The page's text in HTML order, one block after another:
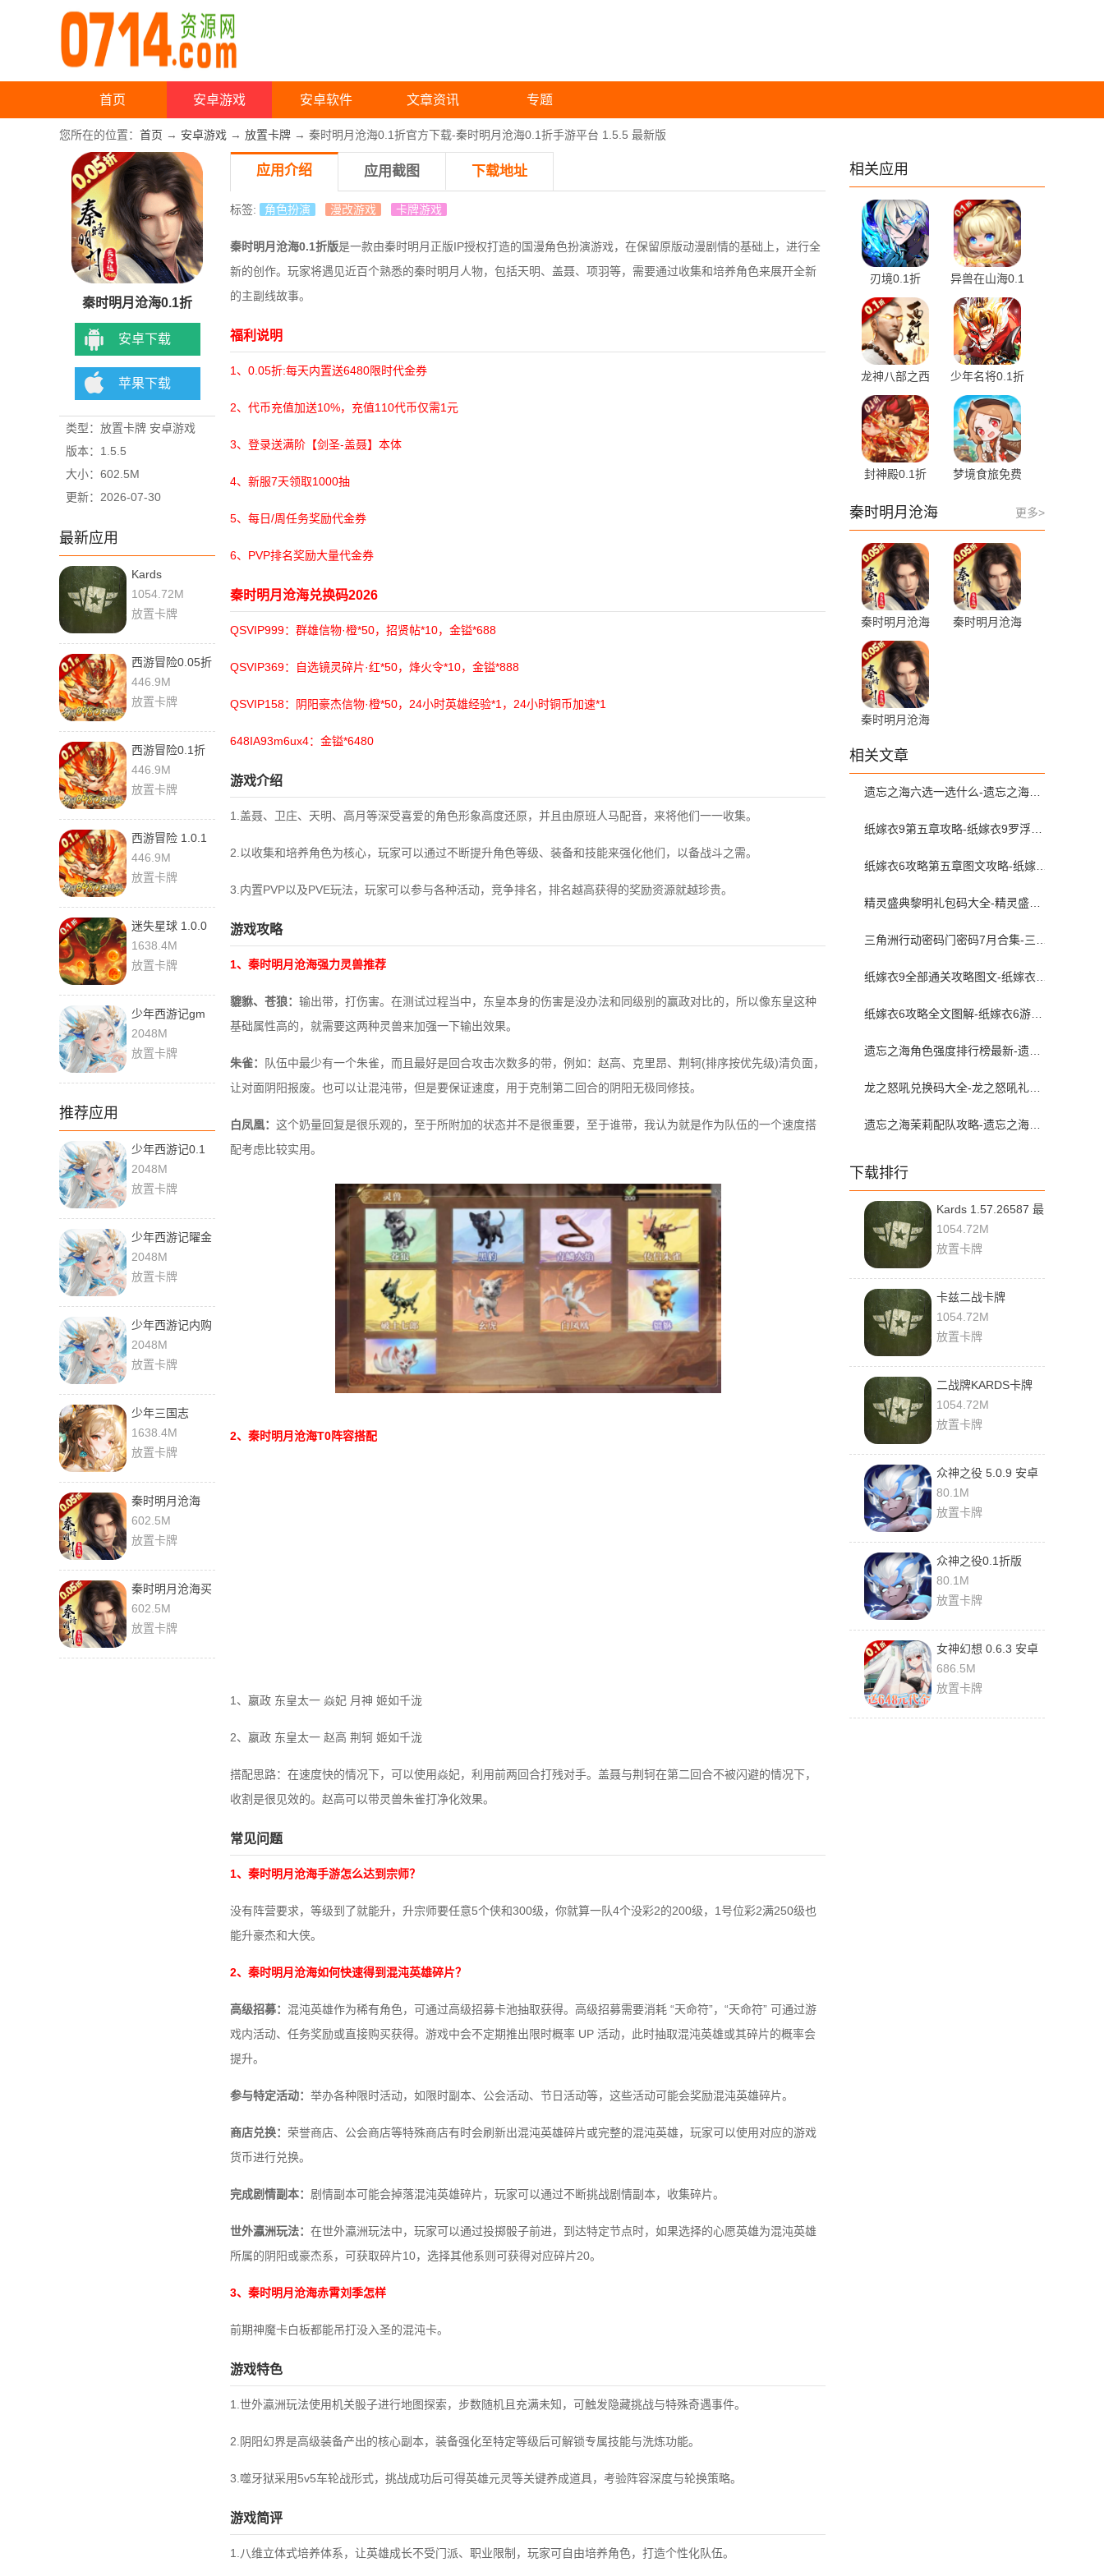
首页 安卓游戏 安卓软件 文章资讯 专题
您所在的位置： 首页 → 安卓游戏 → 放置卡牌 → 秦时明月沧海0.1折官方下载-秦时明月沧海0.1折手游平台 1.5.5 最新版
秦时明月沧海0.1折
安卓下载
苹果下载
类型：放置卡牌 安卓游戏
版本：1.5.5
大小：602.5M
更新：2026-07-30
最新应用
Kards
1.57.26587 最
新版
1054.72M
放置卡牌
西游冒险0.05折
1.0.1 最新版
446.9M
放置卡牌
西游冒险0.1折
1.0.1 安卓版
446.9M
放置卡牌
西游冒险 1.0.1
安卓版
446.9M
放置卡牌
迷失星球 1.0.0
最新版
1638.4M
放置卡牌
少年西游记gm
版 8.8.01 手机
版
2048M
放置卡牌
推荐应用
少年西游记0.1
折 8.8.01 官方
版
2048M
放置卡牌
少年西游记曜金
免费版 8.8.01
安卓版
2048M
放置卡牌
少年西游记内购
版 8.8.01 安卓
版
2048M
放置卡牌
少年三国志
11.2.0 官方版
1638.4M
放置卡牌
秦时明月沧海
0.1折 1.5.5 最新
版
602.5M
放置卡牌
秦时明月沧海买
断版 1.5.5 手机
版
602.5M
放置卡牌
应用介绍 应用截图 下载地址
标签: 角色扮演 漫改游戏 卡牌游戏
秦时明月沧海0.1折版是一款由秦时明月正版IP授权打造的国漫角色扮演游戏，在保留原版动漫剧情的基础上，进行全
新的创作。玩家将遇见近百个熟悉的秦时明月人物，包括天明、盖聂、项羽等，需要通过收集和培养角色来展开全新
的主副线故事。
福利说明
1、0.05折:每天内置送6480限时代金券
2、代币充值加送10%，充值110代币仅需1元
3、登录送满阶【剑圣-盖聂】本体
4、新服7天领取1000抽
5、每日/周任务奖励代金券
6、PVP排名奖励大量代金券
秦时明月沧海兑换码2026
QSVIP999：群雄信物·橙*50，招贤帖*10，金镒*688
QSVIP369：自选镜灵碎片·红*50，烽火令*10，金镒*888
QSVIP158：阴阳豪杰信物·橙*50，24小时英雄经验*1，24小时铜币加速*1
648IA93m6ux4：金镒*6480
游戏介绍
1.盖聂、卫庄、天明、高月等深受喜爱的角色形象高度还原，并且由原班人马配音，来将他们一一收集。
2.以收集和培养角色为核心，玩家可以通过不断提升角色等级、装备和技能来强化他们，以备战斗之需。
3.内置PVP以及PVE玩法，玩家可以参与各种活动，竞争排名，排名越高获得的奖励资源就越珍贵。
游戏攻略
1、秦时明月沧海强力灵兽推荐
貔貅、苍狼： 输出带，打伤害。在测试过程当中，东皇本身的伤害是没办法和同级别的赢政对比的，所以像东皇这种
基础属性高的，就需要这两种灵兽来加强一下输出效果。
朱雀：
队伍中最少有一个朱雀，而且最好是回合攻击次数多的带，例如：赵高、克里昂、荆轲(排序按优先级)清负面，
让对面阴阳报废。也可以让混沌带，但是要保证速度，用于克制第二回合的阴阳无极同修技。
白凤凰： 这个奶量回复是很乐观的，至于所附加的状态并不是很重要，至于谁带，我认为就是作为队伍的一个速度搭
配考虑比较实用。
2、秦时明月沧海T0阵容搭配
1、嬴政 东皇太一 焱妃 月神 姬如千泷
2、嬴政 东皇太一 赵高 荆轲 姬如千泷
搭配思路：在速度快的情况下，可以使用焱妃，利用前两回合打残对手。盖聂与荆轲在第二回合不被闪避的情况下，
收割是很见效的。赵高可以带灵兽朱雀打净化效果。
常见问题
1、秦时明月沧海手游怎么达到宗师？
没有阵营要求，等级到了就能升，升宗师要任意5个侠和300级，你就算一队4个没彩2的200级，1号位彩2满250级也
能升豪杰和大侠。
2、秦时明月沧海如何快速得到混沌英雄碎片？
高级招募： 混沌英雄作为稀有角色，可通过高级招募卡池抽取获得。高级招募需要消耗 “天命符”，“天命符” 可通过游
戏内活动、任务奖励或直接购买获得。游戏中会不定期推出限时概率 UP 活动，此时抽取混沌英雄或其碎片的概率会
提升。
参与特定活动： 举办各种限时活动，如限时副本、公会活动、节日活动等，这些活动可能会奖励混沌英雄碎片。
商店兑换： 荣誉商店、公会商店等特殊商店有时会刷新出混沌英雄碎片或完整的混沌英雄，玩家可以使用对应的游戏
货币进行兑换。
完成剧情副本： 剧情副本可能会掉落混沌英雄碎片，玩家可以通过不断挑战剧情副本，收集碎片。
世外瀛洲玩法： 在世外瀛洲玩法中，玩家可以通过投掷骰子前进，到达特定节点时，如果选择的心愿英雄为混沌英雄
所属的阴阳或豪杰系，可获取碎片10，选择其他系则可获得对应碎片20。
3、秦时明月沧海赤霄刘季怎样
前期神魔卡白板都能吊打没入圣的混沌卡。
游戏特色
1.世外瀛洲玩法使用机关骰子进行地图探索，步数随机且充满未知，可触发隐藏挑战与特殊奇遇事件。
2.阴阳幻界是高级装备产出的核心副本，装备强化至特定等级后可解锁专属技能与洗炼功能。
3.噬牙狱采用5v5车轮战形式，挑战成功后可得英雄元灵等关键养成道具，考验阵容深度与轮换策略。
游戏简评
1.八维立体式培养体系，让英雄成长不受门派、职业限制，玩家可自由培养角色，打造个性化队伍。
相关应用
刃境0.1折
1.0.3 最新版
异兽在山海0.1
折 1.0.0 最新
版
龙神八部之西
行纪0.1折 1.5
安卓版
少年名将0.1折
1.0 手机版
封神殿0.1折
梦境食旅免费
更多>
秦时明月沧海
秦时明月沧海
0.1折 1.5.5 最
新版
秦时明月沧海
秦时明月沧海
相关文章
下载排行
Kards 1.57.26587 最
新版
1054.72M
放置卡牌
卡兹二战卡牌
1.57.26587 官方版
1054.72M
放置卡牌
二战牌KARDS卡牌
1.57.26587 最新版
1054.72M
放置卡牌
众神之役 5.0.9 安卓
版
80.1M
放置卡牌
众神之役0.1折版
5.0.9 安卓版
80.1M
放置卡牌
女神幻想 0.6.3 安卓
版
686.5M
放置卡牌